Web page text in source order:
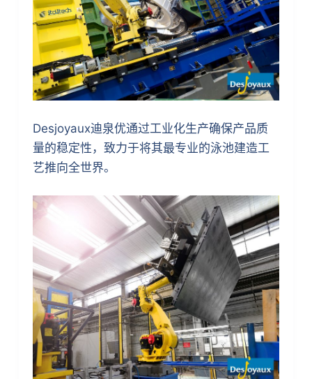
Desjoyaux迪泉优通过工业化生产确保产品质
量的稳定性，致力于将其最专业的泳池建造工
艺推向全世界。